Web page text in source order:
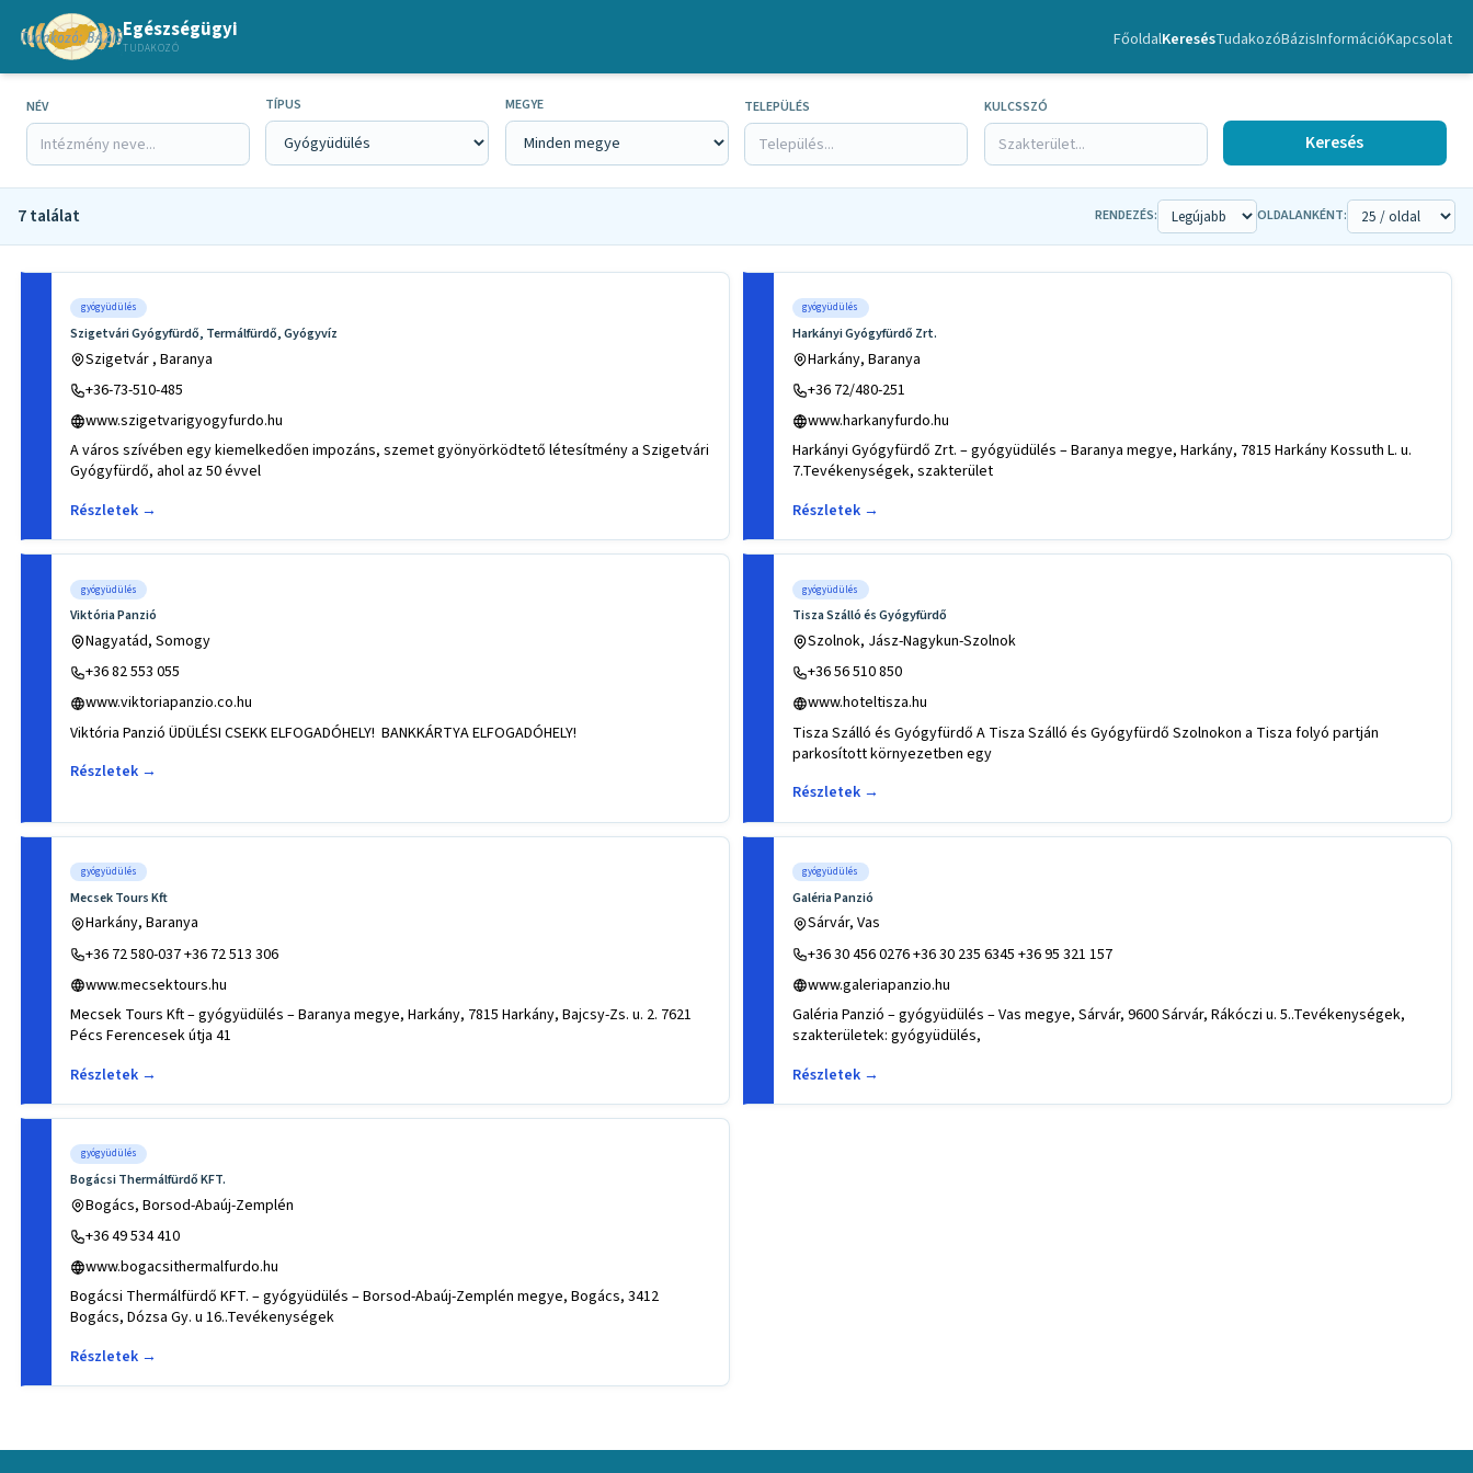
Egészségügyi
TUDAKOZÓ FőoldalKeresésTudakozóBázisInformációKapcsolat
NÉV TÍPUS MEGYE TELEPÜLÉS KULCSSZÓ
Keresés
7 találat RENDEZÉS: OLDALANKÉNT:
gyógyüdülés
Szigetvári Gyógyfürdő, Termálfürdő, Gyógyvíz
Szigetvár , Baranya
+36-73-510-485
www.szigetvarigyogyfurdo.hu
A város szívében egy kiemelkedően impozáns, szemet gyönyörködtető létesítmény a Szigetvári
Gyógyfürdő, ahol az 50 évvel
Részletek →
gyógyüdülés
Harkányi Gyógyfürdő Zrt.
Harkány, Baranya
+36 72/480-251
www.harkanyfurdo.hu
Harkányi Gyógyfürdő Zrt. – gyógyüdülés – Baranya megye, Harkány, 7815 Harkány Kossuth L. u.
7.Tevékenységek, szakterület
Részletek →
gyógyüdülés
Viktória Panzió
Nagyatád, Somogy
+36 82 553 055
www.viktoriapanzio.co.hu
Viktória Panzió ÜDÜLÉSI CSEKK ELFOGADÓHELY! BANKKÁRTYA ELFOGADÓHELY!
Részletek →
gyógyüdülés
Tisza Szálló és Gyógyfürdő
Szolnok, Jász-Nagykun-Szolnok
+36 56 510 850
www.hoteltisza.hu
Tisza Szálló és Gyógyfürdő A Tisza Szálló és Gyógyfürdő Szolnokon a Tisza folyó partján
parkosított környezetben egy
Részletek →
gyógyüdülés
Mecsek Tours Kft
Harkány, Baranya
+36 72 580-037 +36 72 513 306
www.mecsektours.hu
Mecsek Tours Kft – gyógyüdülés – Baranya megye, Harkány, 7815 Harkány, Bajcsy-Zs. u. 2. 7621
Pécs Ferencesek útja 41
Részletek →
gyógyüdülés
Galéria Panzió
Sárvár, Vas
+36 30 456 0276 +36 30 235 6345 +36 95 321 157
www.galeriapanzio.hu
Galéria Panzió – gyógyüdülés – Vas megye, Sárvár, 9600 Sárvár, Rákóczi u. 5..Tevékenységek,
szakterületek: gyógyüdülés,
Részletek →
gyógyüdülés
Bogácsi Thermálfürdő KFT.
Bogács, Borsod-Abaúj-Zemplén
+36 49 534 410
www.bogacsithermalfurdo.hu
Bogácsi Thermálfürdő KFT. – gyógyüdülés – Borsod-Abaúj-Zemplén megye, Bogács, 3412
Bogács, Dózsa Gy. u 16..Tevékenységek
Részletek →